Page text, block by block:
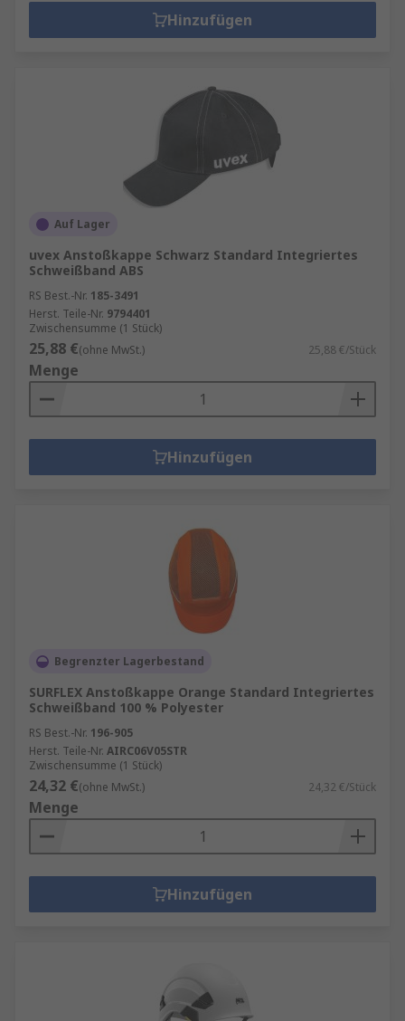
Hinzufügen
Auf Lager
uvex Anstoßkappe Schwarz Standard Integriertes
Schweißband ABS
RS Best.-Nr. 185-3491
Herst. Teile-Nr. 9794401
Zwischensumme (1 Stück)
25,88 €(ohne MwSt.) 25,88 €/Stück
Menge
Hinzufügen
Begrenzter Lagerbestand
SURFLEX Anstoßkappe Orange Standard Integriertes
Schweißband 100 % Polyester
RS Best.-Nr. 196-905
Herst. Teile-Nr. AIRC06V05STR
Zwischensumme (1 Stück)
24,32 €(ohne MwSt.) 24,32 €/Stück
Menge
Hinzufügen